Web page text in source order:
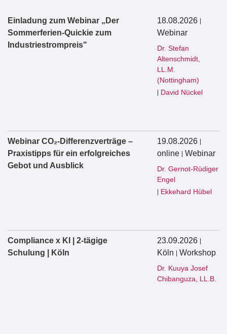
Einladung zum Webinar „Der
Sommerferien-Quickie zum
Industriestrompreis"
18.08.2026
Webinar
Dr. Stefan
Altenschmidt,
LL.M.
(Nottingham)
David Nückel
Webinar CO₂-Differenzverträge –
Praxistipps für ein erfolgreiches
Gebot und Ausblick
19.08.2026
online Webinar
Dr. Gernot-Rüdiger
Engel
Ekkehard Hübel
Compliance x KI | 2-tägige
Schulung | Köln
23.09.2026
Köln Workshop
Dr. Kuuya Josef
Chibanguza, LL.B.